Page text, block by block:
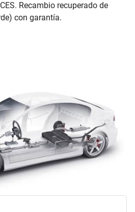
Recambio recuperado de
con garantía.